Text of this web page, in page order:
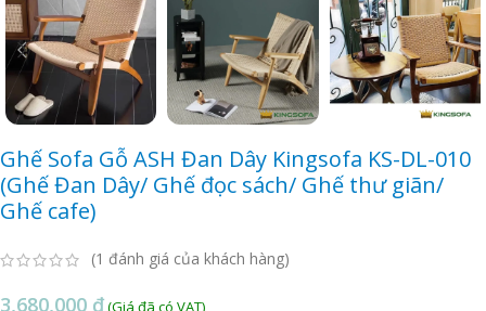
Ghế Sofa Gỗ ASH Đan Dây Kingsofa KS-DL-010
(Ghế Đan Dây/ Ghế đọc sách/ Ghế thư giãn/
Ghế cafe)
(1 đánh giá của khách hàng)
3,680,000 ₫